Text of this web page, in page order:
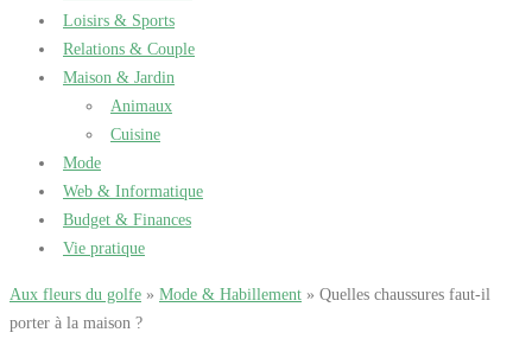
Loisirs & Sports
Relations & Couple
Maison & Jardin
Animaux
Cuisine
Mode
Web & Informatique
Budget & Finances
Vie pratique
Aux fleurs du golfe » Mode & Habillement » Quelles chaussures faut-il
porter à la maison ?